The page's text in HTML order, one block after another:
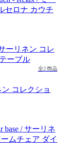
セロナ カウチ
全2商品
ン コレクショ